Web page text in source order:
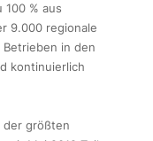
% aus
9.000 regionale
in den
kontinuierlich
der größten